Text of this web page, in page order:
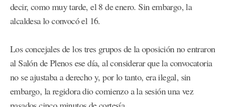
decir, como muy tarde, el 8 de enero. Sin embargo, la
alcaldesa lo convocó el 16.
Los concejales de los tres grupos de la oposición no entraron
al Salón de Plenos ese día, al considerar que la convocatoria
no se ajustaba a derecho y, por lo tanto, era ilegal, sin
embargo, la regidora dio comienzo a la sesión una vez